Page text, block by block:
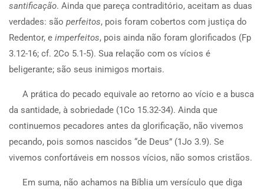
santificação. Ainda que pareça contraditório, aceitam as duas
verdades: são perfeitos, pois foram cobertos com justiça do
Redentor, e imperfeitos, pois ainda não foram glorificados (Fp
3.12-16; cf. 2Co 5.1-5). Sua relação com os vícios é
beligerante; são seus inimigos mortais.
A prática do pecado equivale ao retorno ao vício e a busca
da santidade, à sobriedade (1Co 15.32-34). Ainda que
continuemos pecadores antes da glorificação, não vivemos
pecando, pois somos nascidos “de Deus” (1Jo 3.9). Se
vivemos confortáveis em nossos vícios, não somos cristãos.
Em suma, não achamos na Bíblia um versículo que diga